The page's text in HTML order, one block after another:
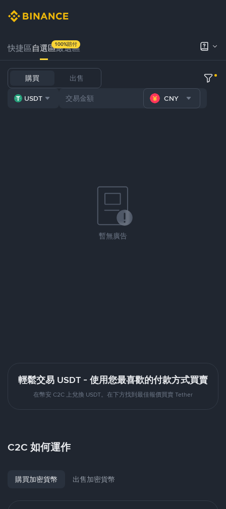
快捷區自選區嚴選區
100%賠付
購買 出售
USDT CNY
暫無廣告
輕鬆交易 USDT - 使用您最喜歡的付款方式買賣
在幣安 C2C 上兌換 USDT。在下方找到最佳報價買賣 Tether
C2C 如何運作
購買加密貨幣 出售加密貨幣